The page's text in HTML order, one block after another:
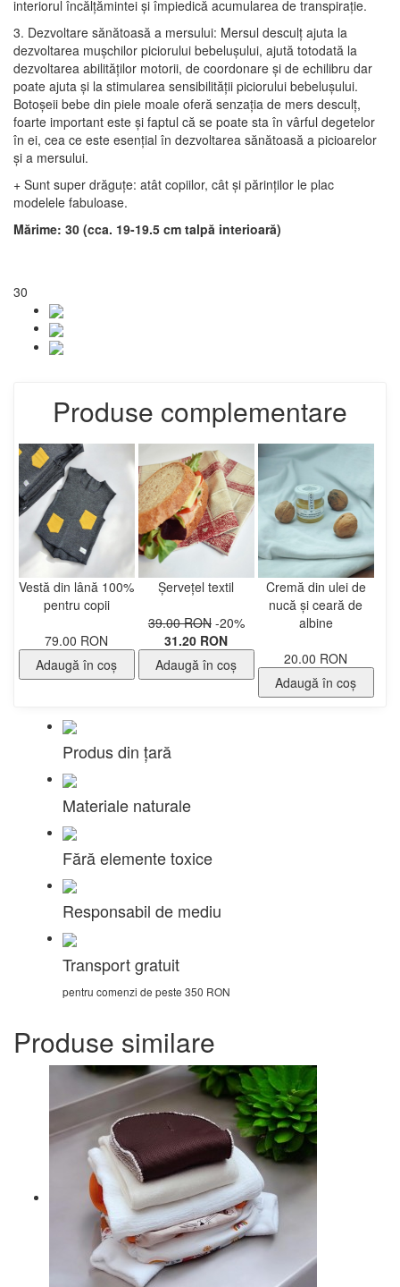
interiorul încălțămintei și împiedică acumularea de transpirație.
3. Dezvoltare sănătoasă a mersului: Mersul desculț ajuta la
dezvoltarea mușchilor piciorului bebelușului, ajută totodată la
dezvoltarea abilităților motorii, de coordonare și de echilibru dar
poate ajuta și la stimularea sensibilității piciorului bebelușului.
Botoșeii bebe din piele moale oferă senzația de mers desculț,
foarte important este și faptul că se poate sta în vârful degetelor
în ei, cea ce este esențial în dezvoltarea sănătoasă a picioarelor
și a mersului.
+ Sunt super drăguțe: atât copiilor, cât și părinților le plac
modelele fabuloase.
Mărime: 30 (cca. 19-19.5 cm talpă interioară)
30
Produse complementare
Vestă din lână 100%
pentru copii
79.00 RON
Adaugă în coş
Șervețel textil
39.00 RON-20%
31.20 RON
Adaugă în coş
Cremă din ulei de
nucă și ceară de
albine
20.00 RON
Adaugă în coş
Produs din țară
Materiale naturale
Fără elemente toxice
Responsabil de mediu
Transport gratuit
pentru comenzi de peste 350 RON
Produse similare